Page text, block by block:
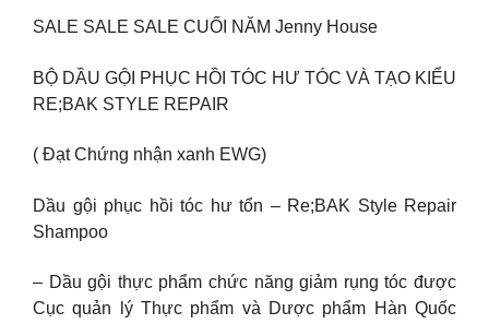
SALE SALE SALE CUỐI NĂM Jenny House
BỘ DẦU GỘI PHỤC HỒI TÓC HƯ TÓC VÀ TẠO KIỂU
RE;BAK STYLE REPAIR
( Đạt Chứng nhận xanh EWG)
Dầu gội phục hồi tóc hư tổn – Re;BAK Style Repair
Shampoo
– Dầu gội thực phẩm chức năng giảm rụng tóc được
Cục quản lý Thực phẩm và Dược phẩm Hàn Quốc